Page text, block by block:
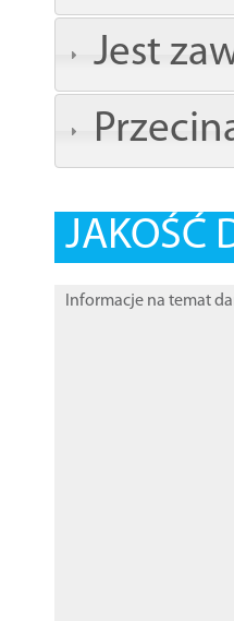
Jest
JAKOŚĆ
Informacje na temat